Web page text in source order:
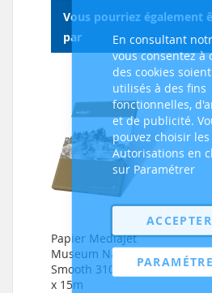
En consultant
vous consentez à
des cookies soient
utilisés à des fins
fonctionnelles,
et de publicité.
pouvez choisir les
Autorisations en
sur Paramétrer
ACCEPTER
Vous pourriez également
par
Papier MediaJet
Museum Natural
Smooth 310g, 1524mm
x 15m